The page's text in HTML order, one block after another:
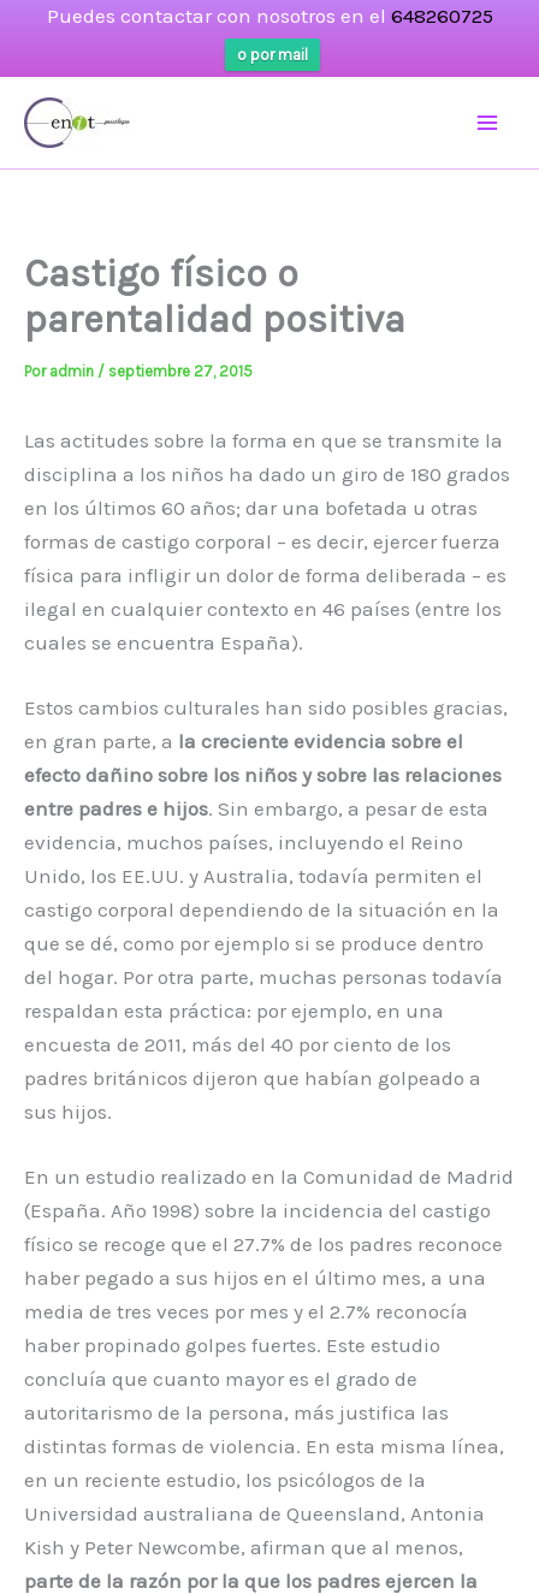
Puedes contactar con nosotros en el 648260725
o por mail
Castigo físico o
parentalidad positiva
Por admin / septiembre 27, 2015
Las actitudes sobre la forma en que se transmite la
disciplina a los niños ha dado un giro de 180 grados
en los últimos 60 años; dar una bofetada u otras
formas de castigo corporal – es decir, ejercer fuerza
física para infligir un dolor de forma deliberada – es
ilegal en cualquier contexto en 46 países (entre los
cuales se encuentra España).
Estos cambios culturales han sido posibles gracias,
en gran parte, a la creciente evidencia sobre el
efecto dañino sobre los niños y sobre las relaciones
entre padres e hijos. Sin embargo, a pesar de esta
evidencia, muchos países, incluyendo el Reino
Unido, los EE.UU. y Australia, todavía permiten el
castigo corporal dependiendo de la situación en la
que se dé, como por ejemplo si se produce dentro
del hogar. Por otra parte, muchas personas todavía
respaldan esta práctica: por ejemplo, en una
encuesta de 2011, más del 40 por ciento de los
padres británicos dijeron que habían golpeado a
sus hijos.
En un estudio realizado en la Comunidad de Madrid
(España. Año 1998) sobre la incidencia del castigo
físico se recoge que el 27.7% de los padres reconoce
haber pegado a sus hijos en el último mes, a una
media de tres veces por mes y el 2.7% reconocía
haber propinado golpes fuertes. Este estudio
concluía que cuanto mayor es el grado de
autoritarismo de la persona, más justifica las
distintas formas de violencia. En esta misma línea,
en un reciente estudio, los psicólogos de la
Universidad australiana de Queensland, Antonia
Kish y Peter Newcombe, afirman que al menos,
parte de la razón por la que los padres ejercen la